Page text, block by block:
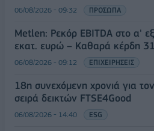
06/08/2026 - 09:32 ΠΡΟΣΩΠΑ
Metlen: Ρεκόρ EBITDA στο α'
εκατ. ευρώ – Καθαρά κέρδη
06/08/2026 - 09:12 ΕΠΙΧΕΙΡΗΣΕΙΣ
18η συνεχόμενη χρονιά για
σειρά δεικτών FTSE4Good
06/08/2026 - 14:40 ESG